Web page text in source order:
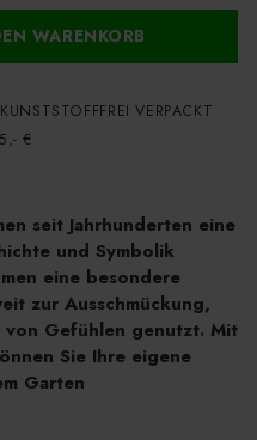
WARENKORB
KUNSTSTOFFFREI VERPACKT
€
seit Jahrhunderten eine
und Symbolik
eine besondere
zur Ausschmückung,
von Gefühlen genutzt. Mit
Sie Ihre eigene
Garten